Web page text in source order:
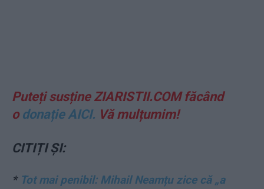
Puteți susține ZIARISTII.COM făcând
o donație AICI. Vă mulțumim!
CITIȚI ȘI:
* Tot mai penibil: Mihail Neamțu zice că „a